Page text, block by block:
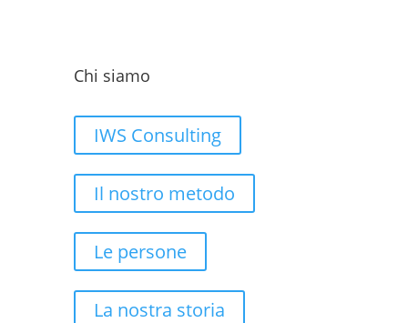
Chi siamo
IWS Consulting
Il nostro metodo
Le persone
La nostra storia